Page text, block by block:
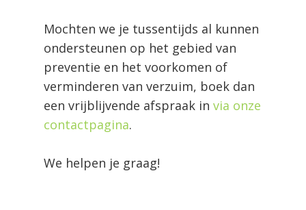
Mochten we je tussentijds al kunnen
ondersteunen op het gebied van
preventie en het voorkomen of
verminderen van verzuim, boek dan
een vrijblijvende afspraak in via onze
contactpagina.
We helpen je graag!